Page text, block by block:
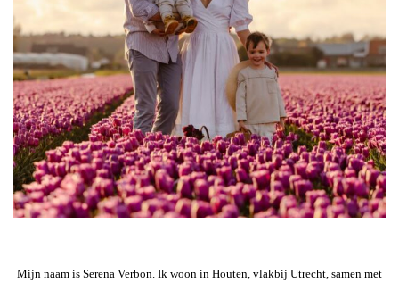
Mijn naam is Serena Verbon. Ik woon in Houten, vlakbij Utrecht, samen met